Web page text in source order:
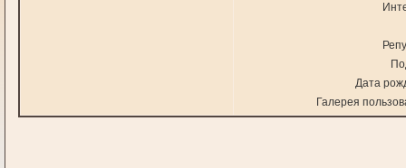
Дата
Галерея